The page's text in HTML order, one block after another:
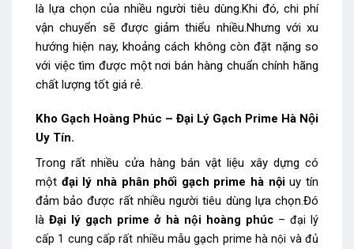
là lựa chọn của nhiều người tiêu dùng.Khi đó, chi phí
vận chuyển sẽ được giảm thiểu nhiều.Nhưng với xu
hướng hiện nay, khoảng cách không còn đặt nặng so
với việc tìm được một nơi bán hàng chuẩn chính hãng
chất lượng tốt giá rẻ.
Kho Gạch Hoàng Phúc – Đại Lý Gạch Prime Hà Nội
Uy Tín.
Trong rất nhiều cửa hàng bán vật liệu xây dựng có
một đại lý nhà phân phối gạch prime hà nộiuy tín
đảm bảo được rất nhiều người tiêu dùng lựa chọn.Đó
làĐại lý gạch prime ở hà nội hoàng phúc– đại lý
cấp 1 cung cấp rất nhiều mẫu gạch prime hà nội và đủ